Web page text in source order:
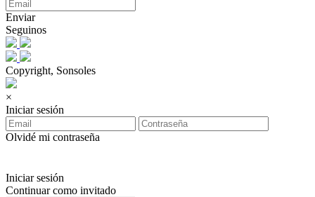
Enviar
Seguinos
Copyright, Sonsoles
×
Iniciar sesión
Olvidé mi contraseña
Iniciar sesión
Continuar como invitado